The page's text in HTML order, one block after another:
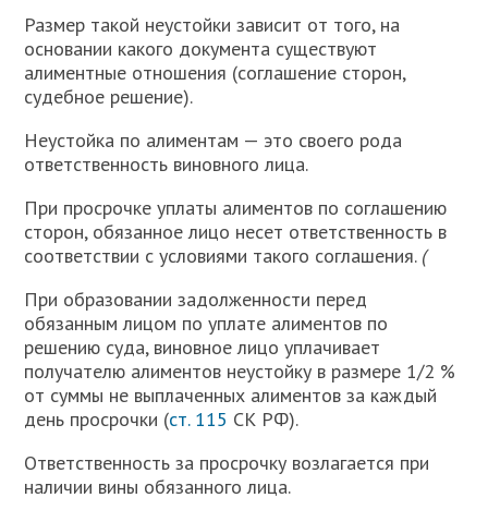
Размер такой неустойки зависит от того, на
основании какого документа существуют
алиментные отношения (соглашение сторон,
судебное решение).
Неустойка по алиментам — это своего рода
ответственность виновного лица.
При просрочке уплаты алиментов по соглашению
сторон, обязанное лицо несет ответственность в
соответствии с условиями такого соглашения. (
При образовании задолженности перед
обязанным лицом по уплате алиментов по
решению суда, виновное лицо уплачивает
получателю алиментов неустойку в размере 1/2 %
от суммы не выплаченных алиментов за каждый
день просрочки (ст. 115 СК РФ).
Ответственность за просрочку возлагается при
наличии вины обязанного лица.